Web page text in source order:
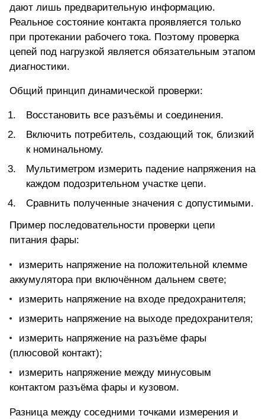
дают лишь предварительную информацию.
Реальное состояние контакта проявляется только
при протекании рабочего тока. Поэтому проверка
цепей под нагрузкой является обязательным этапом
диагностики.
Общий принцип динамической проверки:
Восстановить все разъёмы и соединения.
Включить потребитель, создающий ток, близкий
к номинальному.
Мультиметром измерить падение напряжения на
каждом подозрительном участке цепи.
Сравнить полученные значения с допустимыми.
Пример последовательности проверки цепи
питания фары:
измерить напряжение на положительной клемме
аккумулятора при включённом дальнем свете;
измерить напряжение на входе предохранителя;
измерить напряжение на выходе предохранителя;
измерить напряжение на разъёме фары
(плюсовой контакт);
измерить напряжение между минусовым
контактом разъёма фары и кузовом.
Разница между соседними точками измерения и